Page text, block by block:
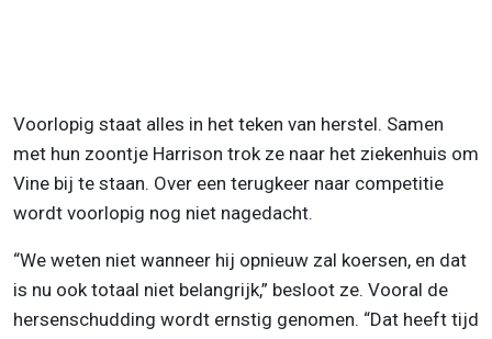
Voorlopig staat alles in het teken van herstel. Samen
met hun zoontje Harrison trok ze naar het ziekenhuis om
Vine bij te staan. Over een terugkeer naar competitie
wordt voorlopig nog niet nagedacht.
“We weten niet wanneer hij opnieuw zal koersen, en dat
is nu ook totaal niet belangrijk,” besloot ze. Vooral de
hersenschudding wordt ernstig genomen. “Dat heeft tijd